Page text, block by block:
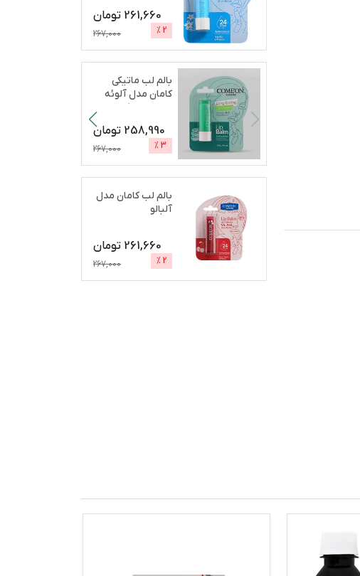
261,660 تومان
2
%
267,000
بالم لب ماتیکی
کامان مدل آلوئه
ورا مرطوب‌کننده،
258,990 تومان
3
%
267,000
بالم لب کامان مدل
آلبالو
261,660 تومان
2
%
267,000